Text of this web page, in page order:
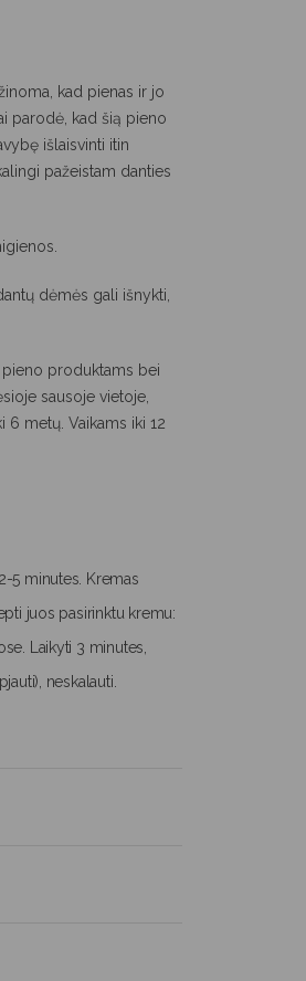
kad pienas ir jo
parodė, kad šią pieno
išlaisvinti itin
pažeistam danties
dėmės gali išnykti,
produktams bei
sausoje vietoje,
metų. Vaikams iki 12
5 minutes. Kremas
juos pasirinktu kremu:
Laikyti 3 minutes,
neskalauti.